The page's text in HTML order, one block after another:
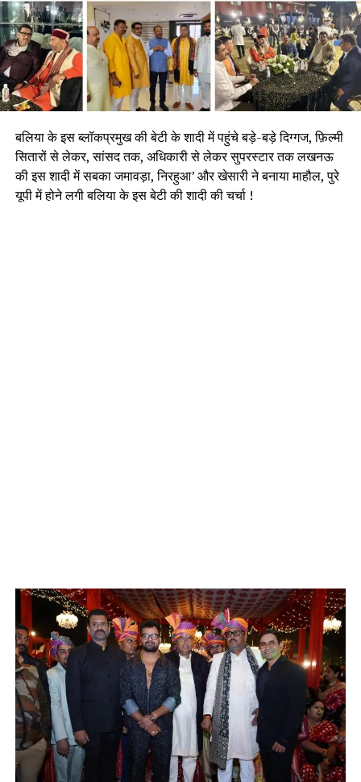
बलिया के इस ब्लॉकप्रमुख की बेटी के शादी में पहुंचे बड़े-बड़े दिग्गज, फ़िल्मी
सितारों से लेकर, सांसद तक, अधिकारी से लेकर सुपरस्टार तक लखनऊ
की इस शादी में सबका जमावड़ा, निरहुआ’ और खेसारी ने बनाया माहौल, पुरे
यूपी में होने लगी बलिया के इस बेटी की शादी की चर्चा !